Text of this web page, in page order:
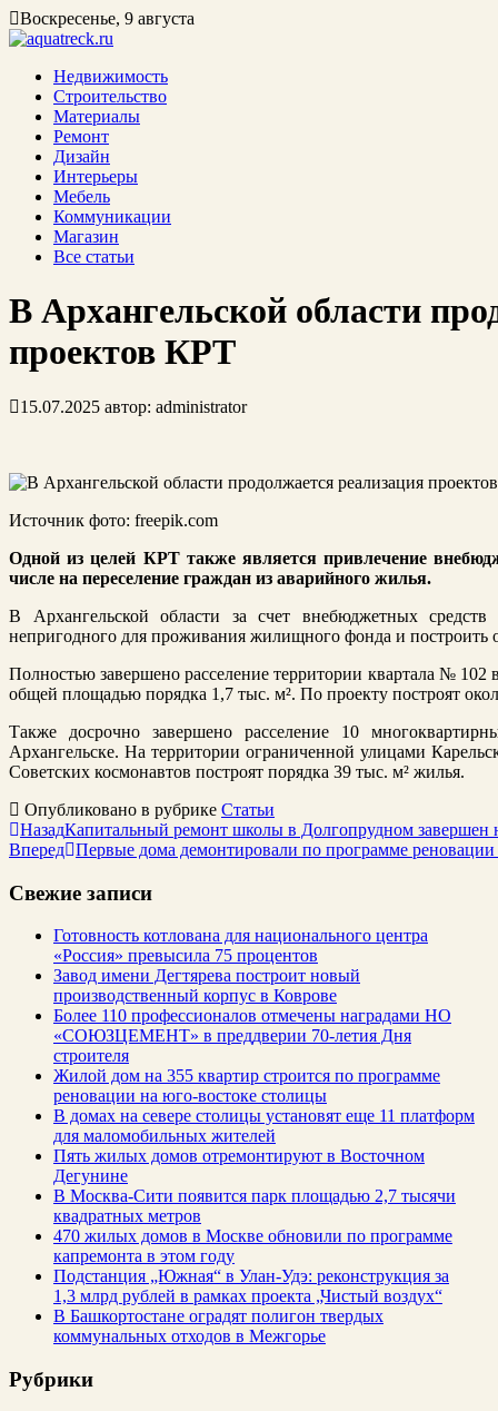
Воскресенье, 9 августа
Недвижимость
Строительство
Материалы
Ремонт
Дизайн
Интерьеры
Мебель
Коммуникации
Магазин
Все статьи
В Архангельской области
проектов КРТ
15.07.2025 автор: administrator
Источник фото: freepik.com
Одной из целей КРТ также является привлечение
числе на переселение граждан из аварийного жилья.
В Архангельской области за счет внебюджетных
непригодного для проживания жилищного фонда и построить
Полностью завершено расселение территории квартала №
общей площадью порядка 1,7 тыс. м². По проекту построят
Также досрочно завершено расселение 10
Архангельске. На территории ограниченной улицами
Советских космонавтов построят порядка 39 тыс. м² жилья.
Опубликовано в рубрике Статьи
НазадКапитальный ремонт школы в Долгопрудном завершен
Вперед Первые дома демонтировали по программе
Свежие записи
Готовность котлована для национального центра
«Россия» превысила 75 процентов
Завод имени Дегтярева построит новый
производственный корпус в Коврове
Более 110 профессионалов отмечены наградами НО
«СОЮЗЦЕМЕНТ» в преддверии 70-летия Дня
строителя
Жилой дом на 355 квартир строится по программе
реновации на юго-востоке столицы
В домах на севере столицы установят еще 11 платформ
для маломобильных жителей
Пять жилых домов отремонтируют в Восточном
Дегунине
В Москва-Сити появится парк площадью 2,7 тысячи
квадратных метров
470 жилых домов в Москве обновили по программе
капремонта в этом году
Подстанция „Южная“ в Улан‑Удэ: реконструкция за
1,3 млрд рублей в рамках проекта „Чистый воздух“
В Башкортостане оградят полигон твердых
коммунальных отходов в Межгорье
Рубрики